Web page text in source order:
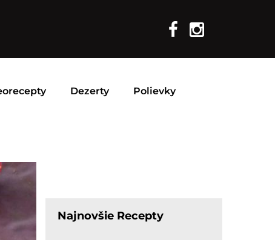
Dezerty Polievky
Najnovšie Recepty